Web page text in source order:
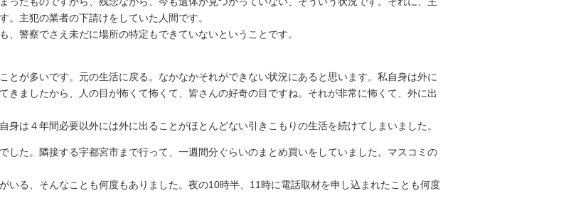
主犯の業者の下請けをしていた人間です。
警察でさえ未だに場所の特定もできていないということです。
が多いです。元の生活に戻る。なかなかそれができない状況にあると思います。私自身は外に
きましたから、人の目が怖くて怖くて、皆さんの好奇の目ですね。それが非常に怖くて、外に出
は４年間必要以外には外に出ることがほとんどない引きこもりの生活を続けてしまいました。
した。隣接する宇都宮市まで行って、一週間分ぐらいのまとめ買いをしていました。マスコミの
る、そんなことも何度もありました。夜の10時半、11時に電話取材を申し込まれたことも何度